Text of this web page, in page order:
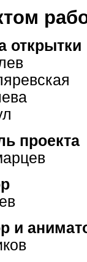
открытки
проекта
и